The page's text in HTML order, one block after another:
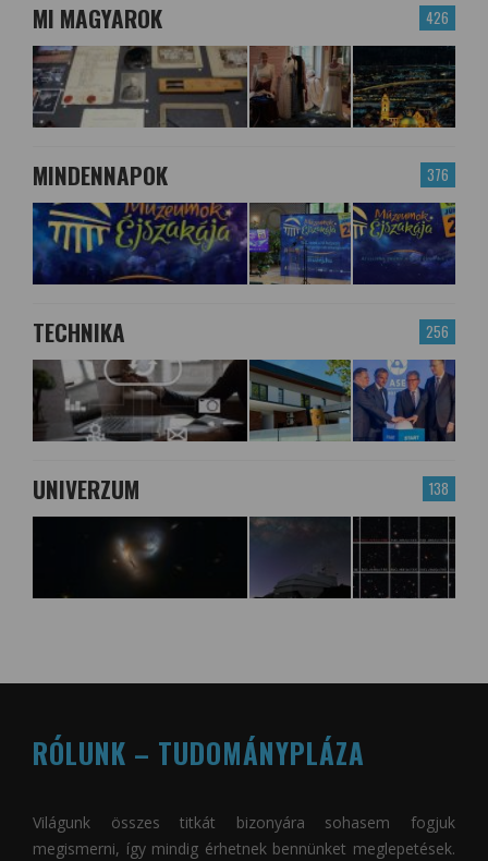
426
MI MAGYAROK
376
MINDENNAPOK
256
TECHNIKA
138
UNIVERZUM
RÓLUNK – TUDOMÁNYPLÁZA
Világunk összes titkát bizonyára sohasem fogjuk
megismerni, így mindig érhetnek bennünket meglepetések.